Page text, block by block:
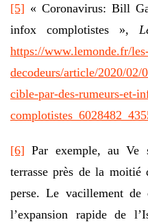
[5] « Coronavirus: Bill
infox complotistes »,
https://www.lemonde.fr/
decodeurs/article/2020/
cible-par-des-rumeurs-et-
[6] Par exemple, au Ve
terrasse près de la
perse. Le vacillement de
l’expansion rapide de